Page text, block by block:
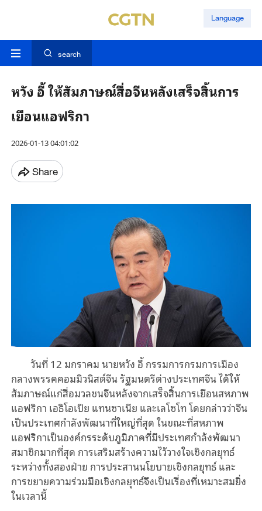
Language
search
หวัง อี้ ให้สัมภาษณ์สื่อจีนหลังเสร็จสิ้นการ
เยือนแอฟริกา
2026-01-13 04:01:02
Share
วันที่ 12 มกราคม นายหวัง อี้ กรรมการกรมการเมือง
กลางพรรคคอมมิวนิสต์จีน รัฐมนตรีต่างประเทศจีน ได้ให้
สัมภาษณ์แก่สื่อมวลชนจีนหลังจากเสร็จสิ้นการเยือนสหภาพ
แอฟริกา เอธิโอเปีย แทนซาเนีย และเลโซโท โดยกล่าวว่าจีน
เป็นประเทศกำลังพัฒนาที่ใหญ่ที่สุด ในขณะที่สหภาพ
แอฟริกาเป็นองค์กรระดับภูมิภาคที่มีประเทศกำลังพัฒนา
สมาชิกมากที่สุด การเสริมสร้างความไว้วางใจเชิงกลยุทธ์
ระหว่างทั้งสองฝ่าย การประสานนโยบายเชิงกลยุทธ์ และ
การขยายความร่วมมือเชิงกลยุทธ์จึงเป็นเรื่องที่เหมาะสมยิ่ง
ในเวลานี้